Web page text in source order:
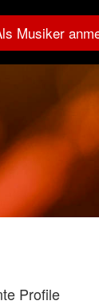
Musiker
Profile